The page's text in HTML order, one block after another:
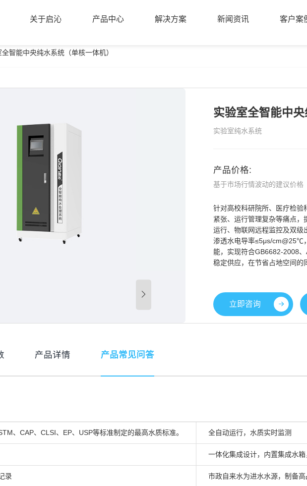
关于启沁
关于启沁
产品中心
产品中心
解决方案 新闻资讯 客户案
全智能中央纯水系统（单核一体机）
实验室全智能中
实验室纯水系统
产品价格:
基于市场行情波动的建议价格
针对高校科研院所、医疗检
紧张、运行管理复杂等痛点
运行、物联网远程监控及双
渗透水电导率≤5μs/cm@25℃
能，实现符合GB6682-2008
稳定供应，在节省占地空间
立即咨询
产品详情 产品常见问答
、CAP、CLSI、EP、USP等标准制定的最高水质标准。 全自动运行，水质实时监测
一体化集成设计，内置集成水
录 市政自来水为进水水源，制备